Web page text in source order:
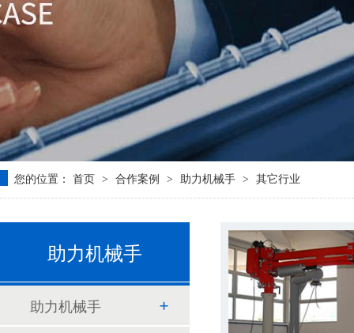
您的位置： 首页 > 合作案例 > 助力机械手 > 其它行业
助力机械手
助力机械手